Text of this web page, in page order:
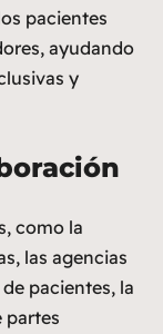
pacientes
ayudando
y
como la
las agencias
pacientes, la
partes